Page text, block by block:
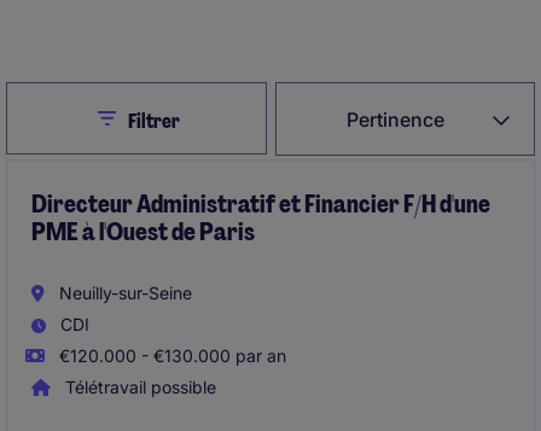
Pertinence
CloseFiltrer
Directeur Administratif et Financier F/H d'une
PME à l'Ouest de Paris
Neuilly-sur-Seine
CDI
€120.000 - €130.000 par an
Télétravail possible